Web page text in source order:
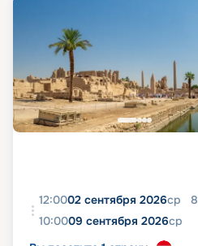
12:0002 сентября 2026ср 8
10:0009 сентября 2026ср